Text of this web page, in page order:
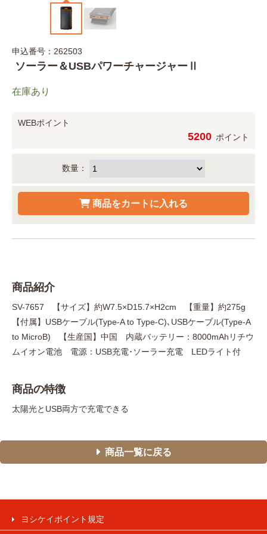
申込番号：262503
ソーラー＆USBパワーチャージャーⅡ
在庫あり
WEBポイント
5200 ポイント
数量：
商品紹介
SV-7657 【サイズ】約W7.5×D15.7×H2cm 【重量】約275g
【付属】USBケーブル(Type-A to Type-C)､USBケーブル(Type-A
to MicroB) 【生産国】中国 内蔵バッテリー：8000mAhリチウ
ムイオン電池 電源：USB充電･ソーラー充電 LEDライト付
商品の特徴
太陽光とUSB両方で充電できる
商品一覧に戻る
ヨシケイポイント規定